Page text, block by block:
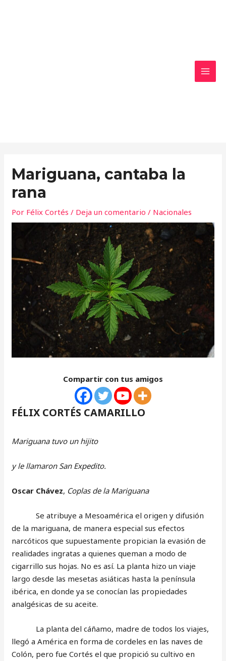
Mariguana, cantaba la
rana
Por Félix Cortés/ Deja un comentario / Nacionales
Compartir con tus amigos
FÉLIX CORTÉS CAMARILLO
Mariguana tuvo un hijito
y le llamaron San Expedito.
Oscar Chávez, Coplas de la Mariguana
Se atribuye a Mesoamérica el origen y difusión
de la mariguana, de manera especial sus efectos
narcóticos que supuestamente propician la evasión de
realidades ingratas a quienes queman a modo de
cigarrillo sus hojas. No es así. La planta hizo un viaje
largo desde las mesetas asiáticas hasta la península
ibérica, en donde ya se conocían las propiedades
analgésicas de su aceite.
La planta del cáñamo, madre de todos los viajes,
llegó a América en forma de cordeles en las naves de
Colón, pero fue Cortés el que propició su cultivo en